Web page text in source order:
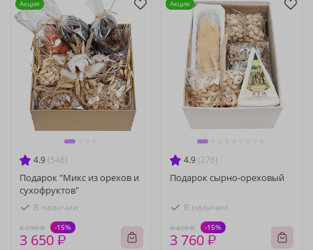
4.9 (548)
Подарок "Микс из орехов и
сухофруктов"
В наличии
4 290 ₽ -15%
3 650 ₽
Акция
4.9 (276)
Подарок сырно-ореховый
В наличии
4 420 ₽ -15%
3 760 ₽
Акция